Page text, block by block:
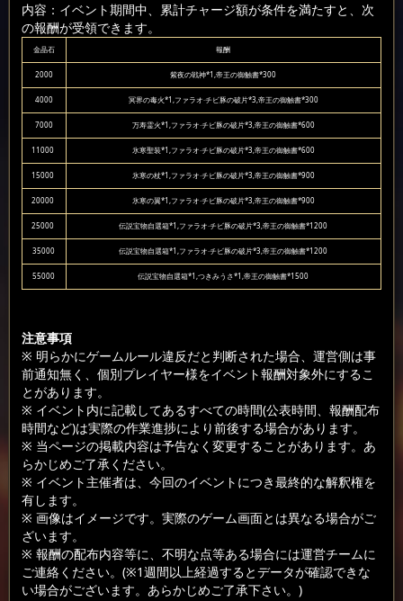
内容：イベント期間中、累計チャージ額が条件を満たすと、次
の報酬が受領できます。
金晶石 報酬
2000 紫夜の戦神*1,帝王の御触書*300
4000 冥界の毒火*1,ファラオ·チビ豚の破片*3,帝王の御触書*300
7000 万寿霊火*1,ファラオ·チビ豚の破片*3,帝王の御触書*600
11000 氷寒聖装*1,ファラオ·チビ豚の破片*3,帝王の御触書*600
15000 氷寒の杖*1,ファラオ·チビ豚の破片*3,帝王の御触書*900
20000 氷寒の翼*1,ファラオ·チビ豚の破片*3,帝王の御触書*900
25000 伝説宝物自選箱*1,ファラオ·チビ豚の破片*3,帝王の御触書*1200
35000 伝説宝物自選箱*1,ファラオ·チビ豚の破片*3,帝王の御触書*1200
55000 伝説宝物自選箱*1,つきみうさ*1,帝王の御触書*1500
注意事項
※ 明らかにゲームルール違反だと判断された場合、運営側は事
前通知無く、個別プレイヤー様をイベント報酬対象外にするこ
とがあります。
※ イベント内に記載してあるすべての時間(公表時間、報酬配布
時間など)は実際の作業進捗により前後する場合があります。
※ 当ページの掲載内容は予告なく変更することがあります。あ
らかじめご了承ください。
※ イベント主催者は、今回のイベントにつき最終的な解釈権を
有します。
※ 画像はイメージです。実際のゲーム画面とは異なる場合がご
ざいます。
※ 報酬の配布内容等に、不明な点等ある場合には運営チームに
ご連絡ください。(※1週間以上経過するとデータが確認できな
い場合がございます。あらかじめご了承下さい。)